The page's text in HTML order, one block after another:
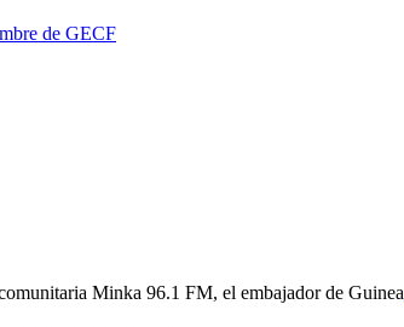
de GECF
Minka 96.1 FM, el embajador de Guinea